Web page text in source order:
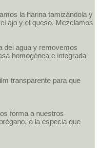
la harina tamizándola y
ajo y el queso. Mezclamos
del agua y removemos
homogénea e integrada
transparente para que
forma a nuestros
o la especia que